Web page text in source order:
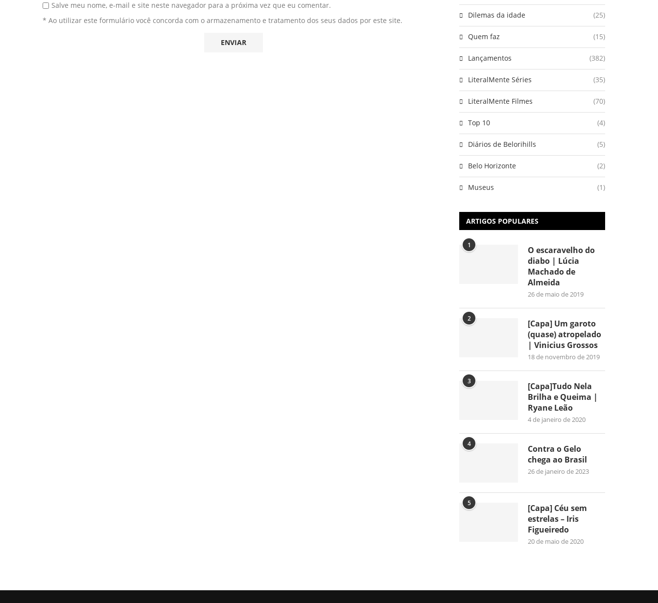
Salve meu nome, e-mail e site neste navegador para a próxima vez que eu comentar.
* Ao utilizar este formulário você concorda com o armazenamento e tratamento dos seus dados por este site.
Dilemas da idade (25)
Quem faz (15)
Lançamentos (382)
LiteralMente Séries (35)
LiteralMente Filmes (70)
Top 10 (4)
Diários de Belorihills (5)
Belo Horizonte (2)
Museus (1)
ARTIGOS POPULARES
1
O escaravelho do
diabo | Lúcia
Machado de
Almeida
26 de maio de 2019
2
[Capa] Um garoto
(quase) atropelado
| Vinicius Grossos
18 de novembro de 2019
3
[Capa]Tudo Nela
Brilha e Queima |
Ryane Leão
4 de janeiro de 2020
4
Contra o Gelo
chega ao Brasil
26 de janeiro de 2023
5
[Capa] Céu sem
estrelas – Iris
Figueiredo
20 de maio de 2020